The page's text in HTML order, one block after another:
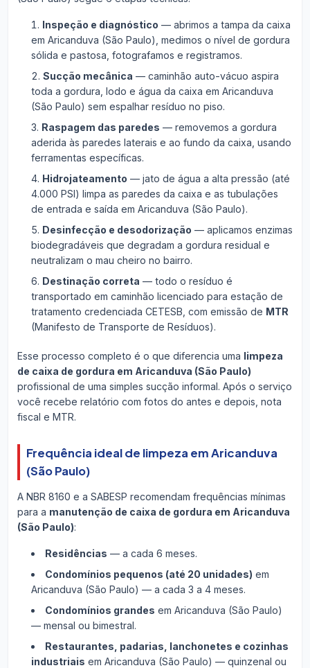
Inspeção e diagnóstico — abrimos a tampa da caixa
em Aricanduva (São Paulo), medimos o nível de gordura
sólida e pastosa, fotografamos e registramos.
Sucção mecânica — caminhão auto-vácuo aspira
toda a gordura, lodo e água da caixa em Aricanduva
(São Paulo) sem espalhar resíduo no piso.
Raspagem das paredes — removemos a gordura
aderida às paredes laterais e ao fundo da caixa, usando
ferramentas específicas.
Hidrojateamento — jato de água a alta pressão (até
4.000 PSI) limpa as paredes da caixa e as tubulações
de entrada e saída em Aricanduva (São Paulo).
Desinfecção e desodorização — aplicamos enzimas
biodegradáveis que degradam a gordura residual e
neutralizam o mau cheiro no bairro.
Destinação correta — todo o resíduo é
transportado em caminhão licenciado para estação de
tratamento credenciada CETESB, com emissão de MTR
(Manifesto de Transporte de Resíduos).
Esse processo completo é o que diferencia uma limpeza
de caixa de gordura em Aricanduva (São Paulo)
profissional de uma simples sucção informal. Após o serviço
você recebe relatório com fotos do antes e depois, nota
fiscal e MTR.
Frequência ideal de limpeza em Aricanduva
(São Paulo)
A NBR 8160 e a SABESP recomendam frequências mínimas
para a manutenção de caixa de gordura em Aricanduva
(São Paulo):
Residências — a cada 6 meses.
Condomínios pequenos (até 20 unidades) em
Aricanduva (São Paulo) — a cada 3 a 4 meses.
Condomínios grandes em Aricanduva (São Paulo)
— mensal ou bimestral.
Restaurantes, padarias, lanchonetes e cozinhas
industriais em Aricanduva (São Paulo) — quinzenal ou